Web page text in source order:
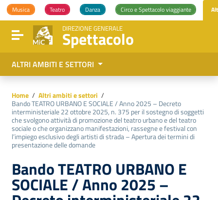
Vai ai contenuti
Vai al menu di navigazione
Vai al footer
Musica Teatro Danza Circo e Spettacolo viaggiante
Attiva / disattiva la navigazione
DIREZIONE GENERALE
Spettacolo
ALTRI AMBITI E SETTORI
Home / Altri ambiti e settori /
Bando TEATRO URBANO E SOCIALE / Anno 2025 – Decreto
interministeriale 22 ottobre 2025, n. 375 per il sostegno di soggetti
che svolgono attività di promozione del teatro urbano e del teatro
sociale o che organizzano manifestazioni, rassegne e festival con
l’impiego esclusivo degli artisti di strada – Apertura dei termini di
presentazione delle domande
Bando TEATRO URBANO E
SOCIALE / Anno 2025 –